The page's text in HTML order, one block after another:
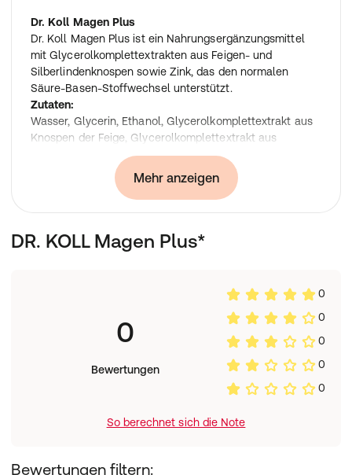
Dr. Koll Magen Plus
Dr. Koll Magen Plus ist ein Nahrungsergänzungsmittel
mit Glycerolkomplettextrakten aus Feigen- und
Silberlindenknospen sowie Zink, das den normalen
Säure-Basen-Stoffwechsel unterstützt.
Zutaten:
Wasser, Glycerin, Ethanol, Glycerolkomplettextrakt aus
Knospen der Feige, Glycerolkomplettextrakt aus
Knospen der Silberlinde, Zinkgluconat
Nährwertangaben:
Nährwertangaben
Nährstoff Menge
Zink
86,04
mg
**
*NRV = Nährstoffbezugswert gemäß VO (EU) Nr.
Verzehrempfehlung:
Täglich 2 x 30 Tropfen pur oder in Wasser verzehren. Vor
Hinweise & Aufbewahrung:
Mehr anzeigen
DR. KOLL Magen Plus*
0
Bewertungen
0
0
0
0
0
So berechnet sich die Note
Bewertungen filtern: